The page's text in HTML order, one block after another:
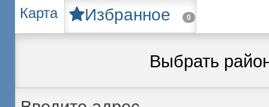
Карта Избранное 0
Выбрать